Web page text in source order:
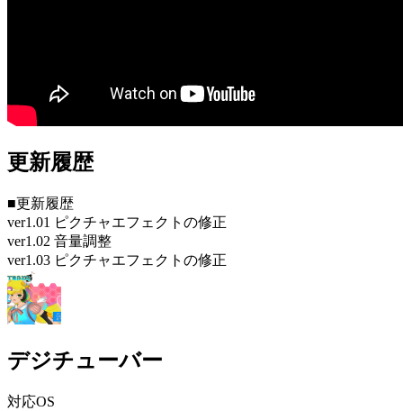
更新履歴
■更新履歴
ver1.01 ピクチャエフェクトの修正
ver1.02 音量調整
ver1.03 ピクチャエフェクトの修正
デジチューバー
対応OS